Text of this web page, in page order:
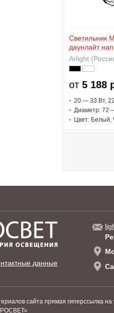
Светильник
даунлайт
Arlight
от 5 188
20 — 33 Вт,
Диаметр: 72
Цвет:
данные
сайта прямая гиперссылка